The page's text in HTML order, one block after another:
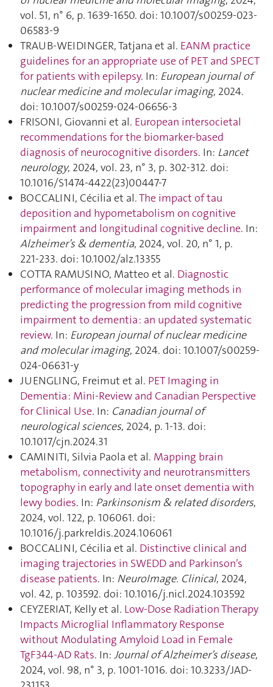
vol. 51, n° 6, p. 1639‑1650. doi: 10.1007/s00259-023-
06583-9
TRAUB-WEIDINGER, Tatjana et al. EANM practice
guidelines for an appropriate use of PET and SPECT
for patients with epilepsy. In: European journal of
nuclear medicine and molecular imaging, 2024.
doi: 10.1007/s00259-024-06656-3
FRISONI, Giovanni et al. European intersocietal
recommendations for the biomarker-based
diagnosis of neurocognitive disorders. In: Lancet
neurology, 2024, vol. 23, n° 3, p. 302‑312. doi:
10.1016/S1474-4422(23)00447-7
BOCCALINI, Cécilia et al.The impact of tau
deposition and hypometabolism on cognitive
impairment and longitudinal cognitive decline. In:
Alzheimer’s & dementia, 2024, vol. 20, n° 1, p.
221‑233. doi: 10.1002/alz.13355
COTTA RAMUSINO, Matteo et al. Diagnostic
performance of molecular imaging methods in
predicting the progression from mild cognitive
impairment to dementia : an updated systematic
review. In: European journal of nuclear medicine
and molecular imaging, 2024. doi: 10.1007/s00259-
024-06631-y
JUENGLING, Freimut et al. PET Imaging in
Dementia : Mini-Review and Canadian Perspective
for Clinical Use. In: Canadian journal of
neurological sciences, 2024, p. 1‑13. doi:
10.1017/cjn.2024.31
CAMINITI, Silvia Paola et al. Mapping brain
metabolism, connectivity and neurotransmitters
topography in early and late onset dementia with
lewy bodies. In: Parkinsonism & related disorders,
2024, vol. 122, p. 106061. doi:
10.1016/j.parkreldis.2024.106061
BOCCALINI, Cécilia et al. Distinctive clinical and
imaging trajectories in SWEDD and Parkinson’s
disease patients. In: NeuroImage. Clinical, 2024,
vol. 42, p. 103592. doi: 10.1016/j.nicl.2024.103592
CEYZERIAT, Kelly et al. Low-Dose Radiation Therapy
Impacts Microglial Inflammatory Response
without Modulating Amyloid Load in Female
TgF344-AD Rats. In: Journal of Alzheimer’s disease,
2024, vol. 98, n° 3, p. 1001‑1016. doi: 10.3233/JAD-